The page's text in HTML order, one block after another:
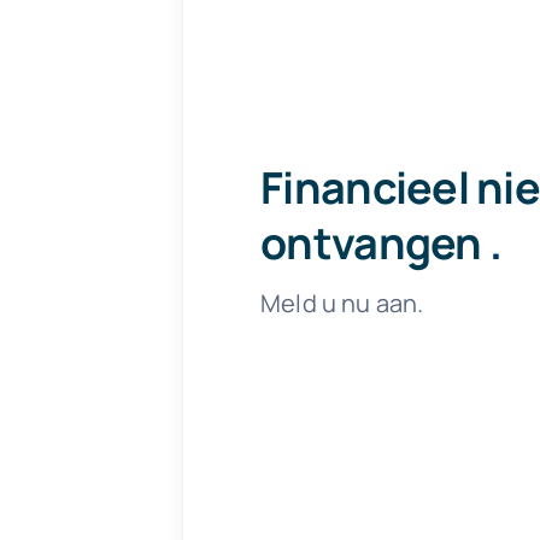
Financieel
ontvangen .
Meld u nu aan.